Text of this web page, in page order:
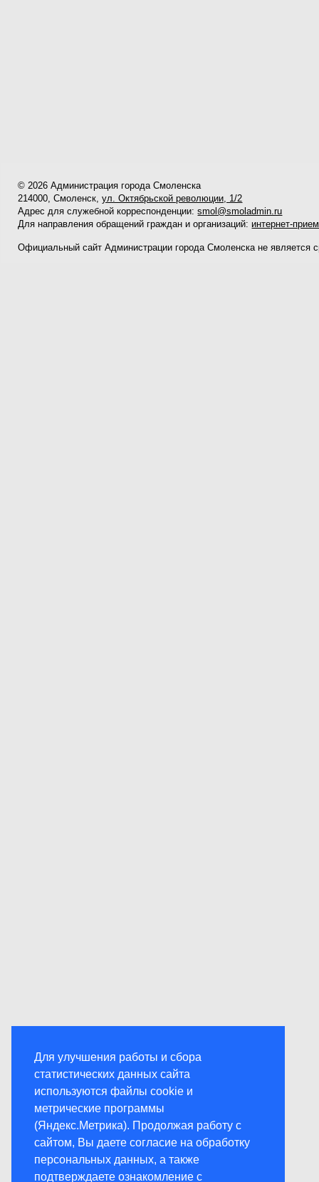
Для улучшения работы и сбора
статистических данных сайта
используются файлы cookie и
метрические программы
(Яндекс.Метрика). Продолжая работу с
сайтом, Вы даете согласие на обработку
персональных данных, а также
подтверждаете ознакомление с
© 2026 Администрация города Смоленска
214000, Смоленск,ул. Октябрьской революции, 1/2
Адрес для служебной корреспонденции:smol@smoladmin.ru
Для направления обращений граждан и организаций: интернет-
Официальный сайт Администрации города Смоленска не является